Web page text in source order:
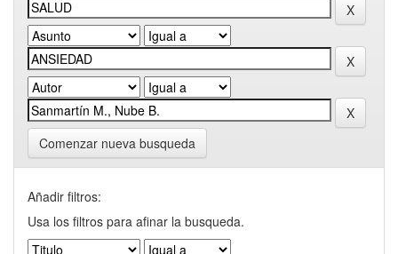
Comenzar nueva busqueda
Añadir filtros:
Usa los filtros para afinar la busqueda.